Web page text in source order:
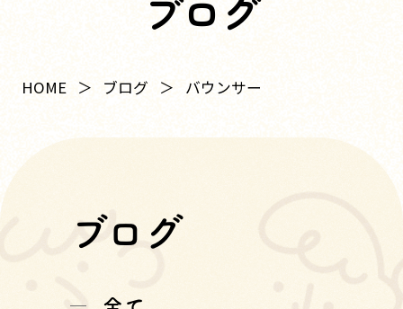
ブログ
HOME ブログ バウンサー
ブログ